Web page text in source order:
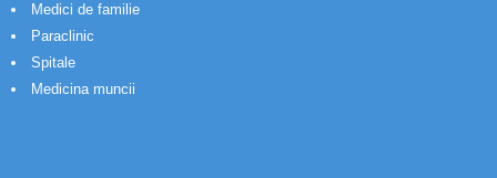
Medici de familie
Paraclinic
Spitale
Medicina muncii